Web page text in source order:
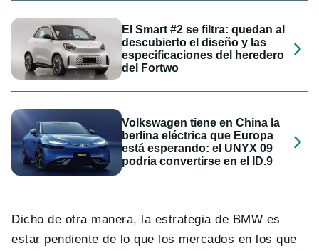
El Smart #2 se filtra: quedan al
descubierto el diseño y las
especificaciones del heredero
del Fortwo
Volkswagen tiene en China la
berlina eléctrica que Europa
está esperando: el UNYX 09
podría convertirse en el ID.9
Dicho de otra manera, la estrategia de BMW es
estar pendiente de lo que los mercados en los que